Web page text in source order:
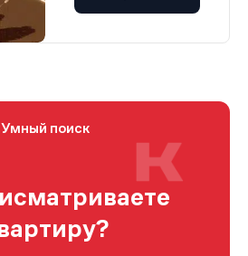
Умный поиск